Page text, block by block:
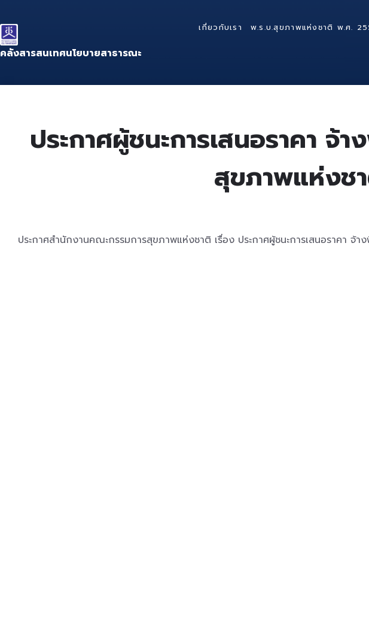
to
content
to
main
navigation
to
footer
คลังสารสนเทศนโยบายสาธารณะ
เกี่ยวกับเรา พ.ร.บ.สุขภาพแห่งชาติ พ.ศ.
ประกาศผู้ชนะการเสนอราคา
สุขภาพแห่งชา
ประกาศสำนักงานคณะกรรมการสุขภาพแห่งชาติ เรื่อง ประกาศผู้ชนะการเสนอราคา จ้